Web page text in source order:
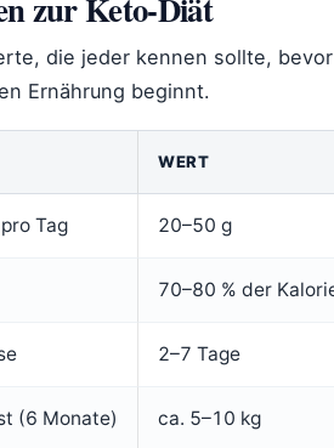
die jeder kennen sollte,
Ernährung beginnt.
WERT
Tag 20–50 g
70–80 % der
2–7 Tage
(6 Monate) ca. 5–10 kg